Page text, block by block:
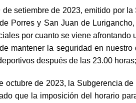
setiembre de 2023, emitido por
Porres y San Juan de
por cuanto se viene
mantener la seguridad en
después de las 23.00 horas;
de 2023, la Subgerencia
que la imposición del horario